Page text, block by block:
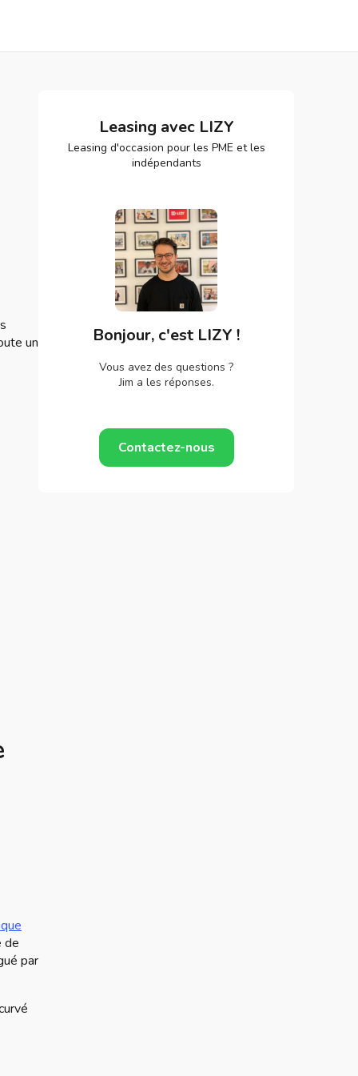
un
de
par
Leasing avec LIZY
Leasing d'occasion pour les PME et les
indépendants
Bonjour, c'est LIZY !
Vous avez des questions ?
Jim a les réponses.
Contactez-nous